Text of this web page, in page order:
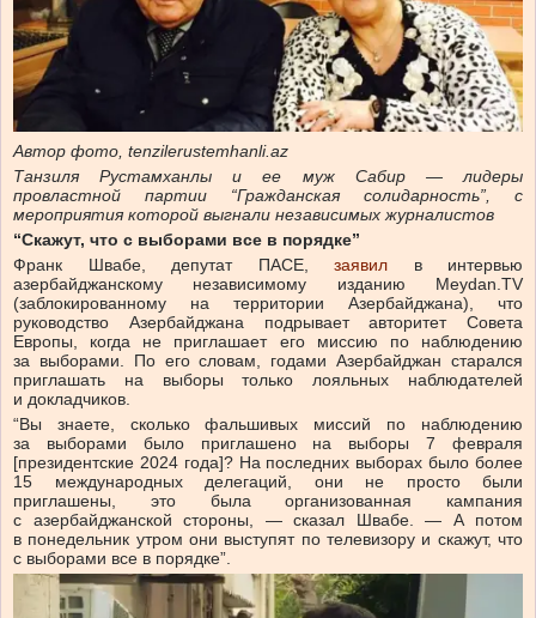
Автор фото, tenzilerustemhanli.az
Танзиля Рустамханлы и ее муж Сабир — лидеры
провластной партии “Гражданская солидарность”, с
мероприятия которой выгнали независимых журналистов
“Скажут, что с выборами все в порядке”
Франк Швабе, депутат ПАСЕ, заявил в интервью
азербайджанскому независимому изданию Meydan.TV
(заблокированному на территории Азербайджана), что
руководство Азербайджана подрывает авторитет Совета
Европы, когда не приглашает его миссию по наблюдению
за выборами. По его словам, годами Азербайджан старался
приглашать на выборы только лояльных наблюдателей
и докладчиков.
“Вы знаете, сколько фальшивых миссий по наблюдению
за выборами было приглашено на выборы 7 февраля
[президентские 2024 года]? На последних выборах было более
15 международных делегаций, они не просто были
приглашены, это была организованная кампания
с азербайджанской стороны, — сказал Швабе. — А потом
в понедельник утром они выступят по телевизору и скажут, что
с выборами все в порядке”.